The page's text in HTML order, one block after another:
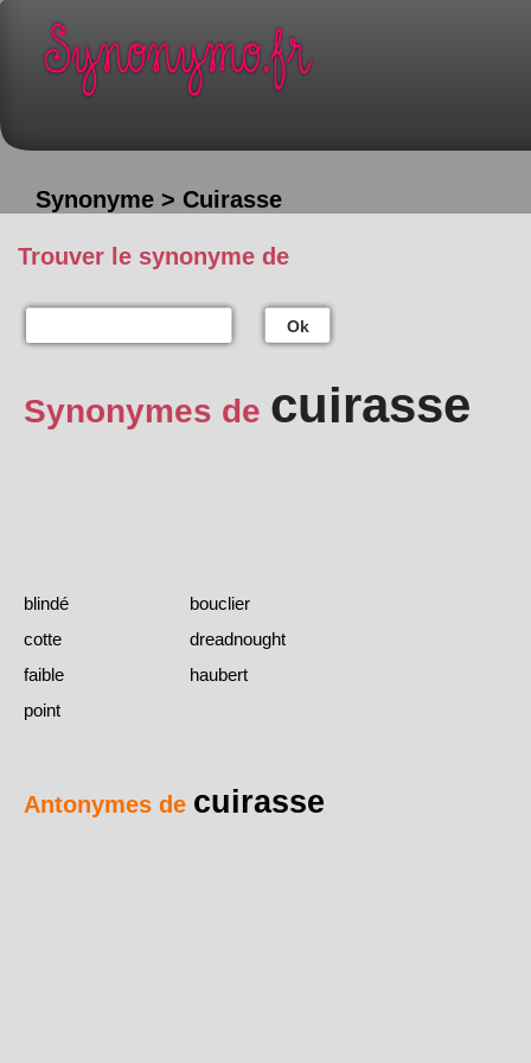
Synonyme > Cuirasse
Trouver le synonyme de
Ok
Synonymes de cuirasse
blindé
bouclier
cotte
dreadnought
faible
haubert
point
Antonymes de cuirasse